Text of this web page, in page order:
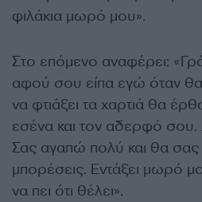
φιλάκια μωρό μου».
Στο επόμενο αναφέρει:
αφού σου είπα εγώ όταν
να φτιάξει τα χαρτιά θα
εσένα και τον αδερφό σου.
Σας αγαπώ πολύ και θα
μπορέσεις. Εντάξει μωρό
να πει ότι θέλει».